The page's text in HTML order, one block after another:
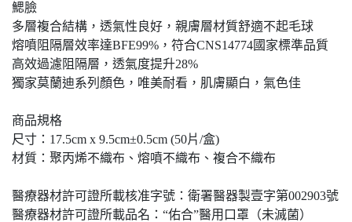
鰓臉
多層複合結構，透氣性良好，親膚層材質舒適不起毛球
熔噴阻隔層效率達BFE99%，符合CNS14774國家標準品質
高效過濾阻隔層，透氣度提升28%
獨家莫蘭迪系列顏色，唯美耐看，肌膚顯白，氣色佳
商品規格
尺寸：17.5cm x 9.5cm±0.5cm (50片/盒)
材質：聚丙烯不織布、熔噴不織布、複合不織布
醫療器材許可證所載核准字號：衛署醫器製壹字第002903號
醫療器材許可證所載品名：“佑合”醫用口罩（未滅菌）